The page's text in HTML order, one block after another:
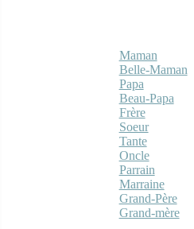
Maman
Belle-Maman
Papa
Beau-Papa
Frère
Soeur
Tante
Oncle
Parrain
Marraine
Grand-Père
Grand-mère